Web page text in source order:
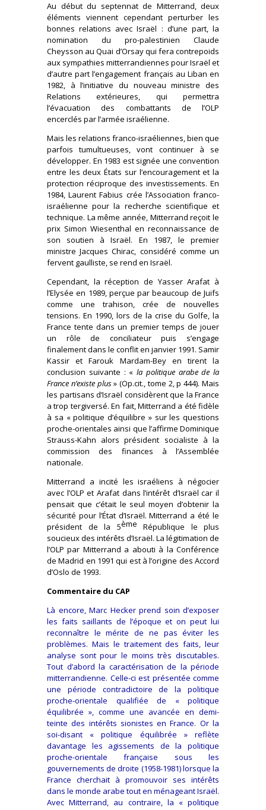
Au début du septennat de Mitterrand, deux
éléments viennent cependant perturber les
bonnes relations avec Israël : d’une part, la
nomination du pro-palestinien Claude
Cheysson au Quai d’Orsay qui fera contrepoids
aux sympathies mitterrandiennes pour Israël et
d’autre part l’engagement français au Liban en
1982, à l’initiative du nouveau ministre des
Relations extérieures, qui permettra
l’évacuation des combattants de l’OLP
encerclés par l’armée israélienne.
Mais les relations franco-israéliennes, bien que
parfois tumultueuses, vont continuer à se
développer. En 1983 est signée une convention
entre les deux États sur l’encouragement et la
protection réciproque des investissements. En
1984, Laurent Fabius crée l’Association franco-
israélienne pour la recherche scientifique et
technique. La même année, Mitterrand reçoit le
prix Simon Wiesenthal en reconnaissance de
son soutien à Israël. En 1987, le premier
ministre Jacques Chirac, considéré comme un
fervent gaulliste, se rend en Israël.
Cependant, la réception de Yasser Arafat à
l’Elysée en 1989, perçue par beaucoup de Juifs
comme une trahison, crée de nouvelles
tensions. En 1990, lors de la crise du Golfe, la
France tente dans un premier temps de jouer
un rôle de conciliateur puis s’engage
finalement dans le conflit en janvier 1991. Samir
Kassir et Farouk Mardam-Bey en tirent la
conclusion suivante : « la politique arabe de la
France n’existe plus» (Op.cit., tome 2, p 444). Mais
les partisans d’Israël considèrent que la France
a trop tergiversé. En fait, Mitterrand a été fidèle
à sa « politique d’équilibre » sur les questions
proche-orientales ainsi que l’affirme Dominique
Strauss-Kahn alors président socialiste à la
commission des finances à l’Assemblée
nationale.
Mitterrand a incité les israéliens à négocier
avec l’OLP et Arafat dans l’intérêt d’Israël car il
pensait que c’était le seul moyen d’obtenir la
sécurité pour l’État d’Israël. Mitterrand a été le
président de la 5ème République le plus
soucieux des intérêts d’Israël. La légitimation de
l’OLP par Mitterrand a abouti à la Conférence
de Madrid en 1991 qui est à l’origine des Accord
d’Oslo de 1993.
Commentaire du CAP
Là encore, Marc Hecker prend soin d’exposer
les faits saillants de l’époque et on peut lui
reconnaître le mérite de ne pas éviter les
problèmes. Mais le traitement des faits, leur
analyse sont pour le moins très discutables.
Tout d’abord la caractérisation de la période
mitterrandienne. Celle-ci est présentée comme
une période contradictoire de la politique
proche-orientale qualifiée de « politique
équilibrée », comme une avancée en demi-
teinte des intérêts sionistes en France. Or la
soi-disant « politique équilibrée » reflète
davantage les agissements de la politique
proche-orientale française sous les
gouvernements de droite (1958-1981) lorsque la
France cherchait à promouvoir ses intérêts
dans le monde arabe tout en ménageant Israël.
Avec Mitterrand, au contraire, la « politique